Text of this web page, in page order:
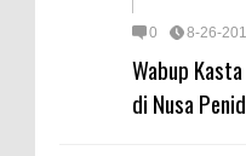
0 8-26-
Wabup
di Nusa